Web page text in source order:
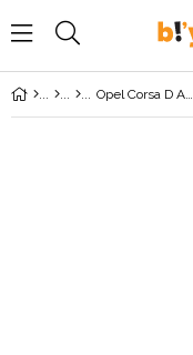
Opel Corsa D Arka Amortisör MONROE